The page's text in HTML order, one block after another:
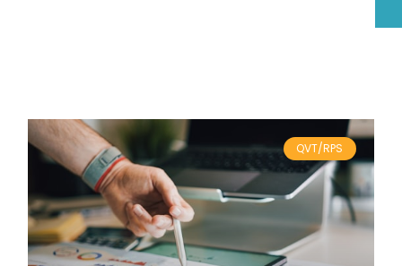
QVT/RPS